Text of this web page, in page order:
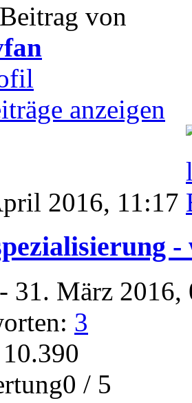
von
anzeigen
2016, 11:17
- 31. März 2016,
3
/ 5